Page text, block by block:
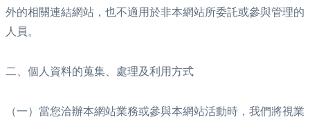
外的相關連結網站，也不適用於非本網站所委託或參與管理的
人員。
二、個人資料的蒐集、處理及利用方式
（一）當您洽辦本網站業務或參與本網站活動時，我們將視業